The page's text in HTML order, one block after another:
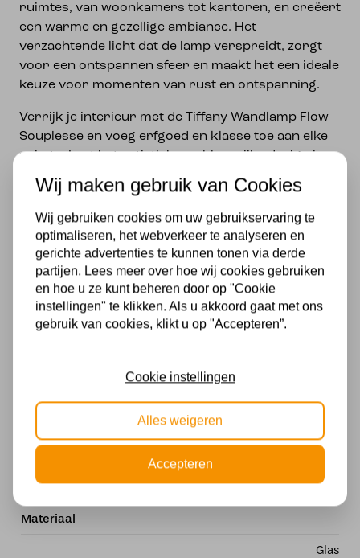
ruimtes, van woonkamers tot kantoren, en creëert
een warme en gezellige ambiance. Het
verzachtende licht dat de lamp verspreidt, zorgt
voor een ontspannen sfeer en maakt het een ideale
keuze voor momenten van rust en ontspanning.
Verrijk je interieur met de Tiffany Wandlamp Flow
Souplesse en voeg erfgoed en klasse toe aan elke
ruimte. Laat het artistieke en kleurrijke design je
inspireren en geniet van de tijdloze schoonheid die
deze lamp uitstraalt.
Specificaties
Met lichtbron
Exclusief
Kleur
Stijl
Design
Materiaal
Glas
Wij maken gebruik van Cookies
Wij gebruiken cookies om uw gebruikservaring te
optimaliseren, het webverkeer te analyseren en
gerichte advertenties te kunnen tonen via derde
partijen. Lees meer over hoe wij cookies gebruiken
en hoe u ze kunt beheren door op "Cookie
instellingen" te klikken. Als u akkoord gaat met ons
gebruik van cookies, klikt u op "Accepteren”.
Cookie instellingen
Alles weigeren
Accepteren